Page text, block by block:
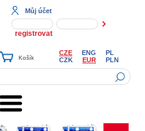
Můj účet
registrovat
CZE ENG
PL
CZK
EUR PLN